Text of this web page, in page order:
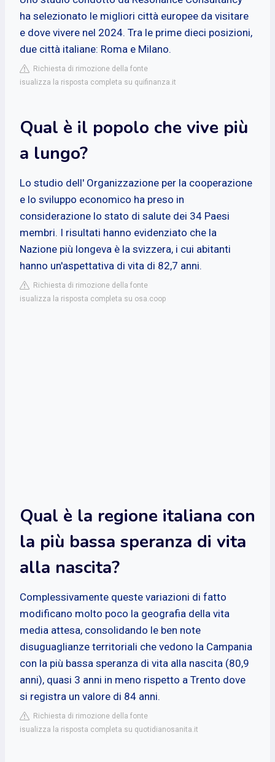
ha selezionato le migliori città europee da visitare
e dove vivere nel 2024. Tra le prime dieci posizioni,
due città italiane: Roma e Milano.
Richiesta di rimozione della fonte
isualizza la risposta completa su quifinanza.it
Qual è il popolo che vive più
a lungo?
Lo studio dell' Organizzazione per la cooperazione
e lo sviluppo economico ha preso in
considerazione lo stato di salute dei 34 Paesi
membri. I risultati hanno evidenziato che la
Nazione più longeva è la svizzera, i cui abitanti
hanno un'aspettativa di vita di 82,7 anni.
Richiesta di rimozione della fonte
isualizza la risposta completa su osa.coop
Qual è la regione italiana con
la più bassa speranza di vita
alla nascita?
Complessivamente queste variazioni di fatto
modificano molto poco la geografia della vita
media attesa, consolidando le ben note
disuguaglianze territoriali che vedono la Campania
con la più bassa speranza di vita alla nascita (80,9
anni), quasi 3 anni in meno rispetto a Trento dove
si registra un valore di 84 anni.
Richiesta di rimozione della fonte
isualizza la risposta completa su quotidianosanita.it